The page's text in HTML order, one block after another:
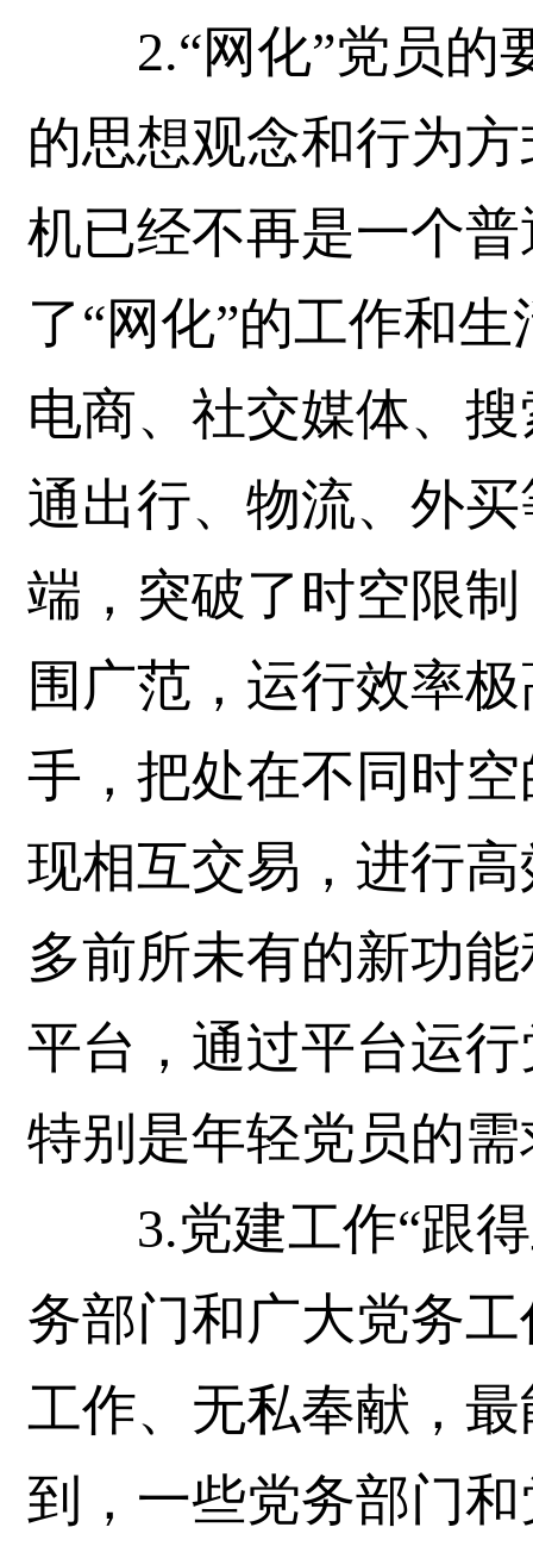
2.“网化”党员的
的思想观念和行为
机已经不再是一个
了“网化”的工作和
电商、社交媒体、
通出行、物流、外
端，突破了时空限
围广范，运行效率
手，把处在不同时
现相互交易，进行
多前所未有的新功
平台，通过平台运
特别是年轻党员的
3.党建工作“跟得
务部门和广大党务
工作、无私奉献，
到，一些党务部门